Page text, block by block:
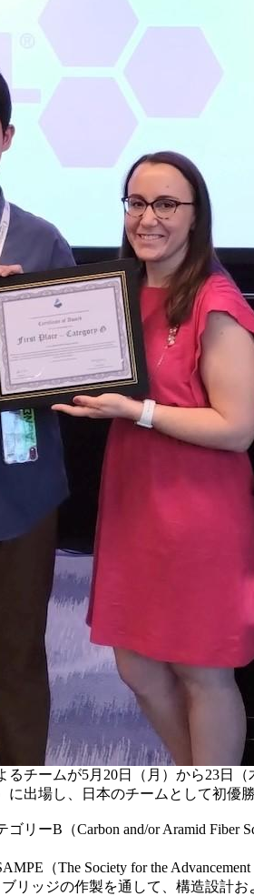
チームが5月20日（月）から23日
出場し、日本のチームとして初優勝
ーB（Carbon and/or Aramid Fiber
（The Society for the
リッジの作製を通して、構造設計